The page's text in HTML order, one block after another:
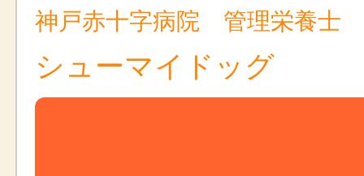
神戸赤十字病院 管理栄養士
シューマイドッグ